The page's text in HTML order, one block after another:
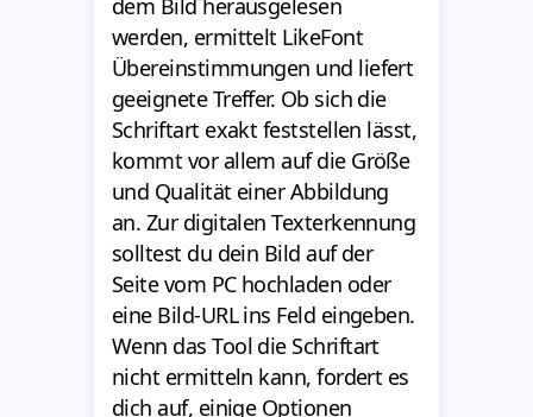
dem Bild herausgelesen
werden, ermittelt LikeFont
Übereinstimmungen und liefert
geeignete Treffer. Ob sich die
Schriftart exakt feststellen lässt,
kommt vor allem auf die Größe
und Qualität einer Abbildung
an. Zur digitalen Texterkennung
solltest du dein Bild auf der
Seite vom PC hochladen oder
eine Bild-URL ins Feld eingeben.
Wenn das Tool die Schriftart
nicht ermitteln kann, fordert es
dich auf, einige Optionen